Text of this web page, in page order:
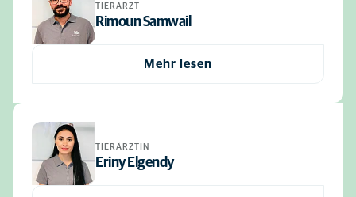
TIERARZT
Rimoun Samwail
Mehr lesen
TIERÄRZTIN
Eriny Elgendy